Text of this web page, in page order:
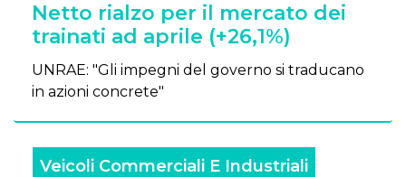
Netto rialzo per il mercato dei
trainati ad aprile (+26,1%)
UNRAE: "Gli impegni del governo si traducano
in azioni concrete"
Veicoli Commerciali E Industriali